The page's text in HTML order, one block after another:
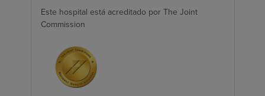
Este hospital está acreditado por The Joint
Commission